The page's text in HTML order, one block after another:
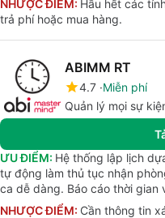
NHƯỢC ĐIỂM: Hầu hết các
trả phí hoặc mua hàng.
ABIMM RT
4.7 Miễn phí
Quản lý mọi sự
ƯU ĐIỂM: Hệ thống lập lịch
tự động làm thủ tục nhận
ca dễ dàng. Báo cáo thời gian
NHƯỢC ĐIỂM: Cần thông tin